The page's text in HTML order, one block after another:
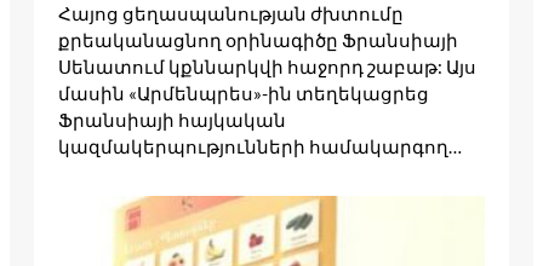
Հայոց ցեղասպանության ժխտումը
քրեականացնող օրինագիծը Ֆրանսիայի
Սենատում կքննարկվի հաջորդ շաբաթ: Այս
մասին «Արմենպրես»-ին տեղեկացրեց
Ֆրանսիայի հայկական
կազմակերպությունների համակարգող…